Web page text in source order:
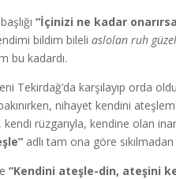
“İçinizi ne kadar
bildim bileli aslolan ruh
bu kadardı.
Tekirdağ’da karşılayıp orda
nihayet kendini
rüzgarıyla, kendine olan
adlı tam ona göre
“Kendini ateşle-din, ateşini